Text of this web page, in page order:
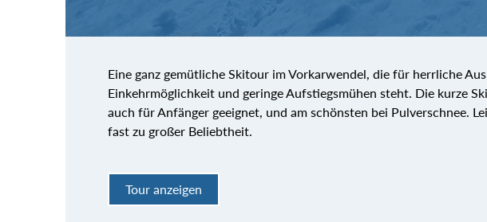
Eine ganz gemütliche Skitour im Vorkarwendel, die für herrliche
Einkehrmöglichkeit und geringe Aufstiegsmühen steht. Die kurze
auch für Anfänger geeignet, und am schönsten bei Pulverschnee.
fast zu großer Beliebtheit.
Tour anzeigen